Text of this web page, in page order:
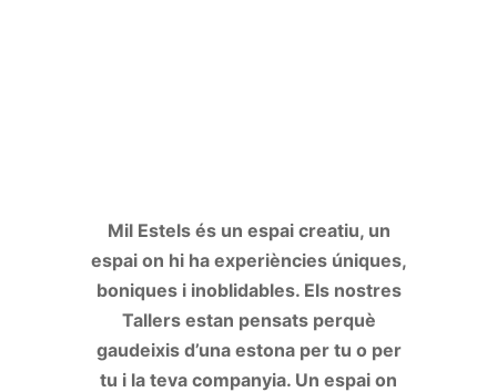
Mil Estels és un espai creatiu, un
espai on hi ha experiències úniques,
boniques i inoblidables. Els nostres
Tallers estan pensats perquè
gaudeixis d’una estona per tu o per
tu i la teva companyia. Un espai on